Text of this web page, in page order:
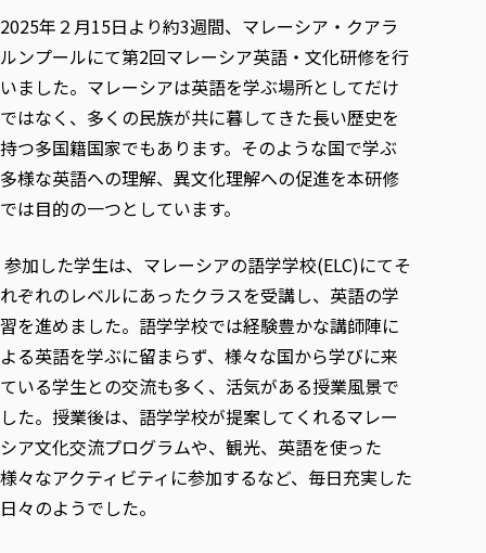
学びの特徴
学びの特徴
ICT教育
初年次教育（リエゾンゼミⅠ）
実学臨床教育（総合福祉学部のみ履修可能）
教育実践活動（教育学科学生のみ受講可能）
教員紹介・業績
学びのサポート
学びのサポート
学費（学部学科）
授業料減免・奨学金等
宿舎の紹介
学生生活サポート
学生自主活動支援
社会人学生の育児支援（一時預かり）
学生総合補償制度
スポーツ傷害保険
ニュース一覧
東北福祉大学機関リポジトリ
東北福祉大学オープンアクセス方針
社会貢献・地域連携活動報告書
各種社会貢献活動の窓口
伝承講座「311『伝える／備える』次世代塾」
JICA草の根技術協力事業
被災地の子ども支援活動
自治体・団体等との主な協定
自治体・団体等との主な協定
研究所について
研究者のご紹介
学内ポータルシステム
Universal Passport
2025年２月15日より約3週間、マレーシア・クアラ
ルンプールにて第2回マレーシア英語・文化研修を行
いました。マレーシアは英語を学ぶ場所としてだけ
ではなく、多くの民族が共に暮してきた長い歴史を
持つ多国籍国家でもあります。そのような国で学ぶ
多様な英語への理解、異文化理解への促進を本研修
では目的の一つとしています。
参加した学生は、マレーシアの語学学校(ELC)にてそ
れぞれのレベルにあったクラスを受講し、英語の学
習を進めました。語学学校では経験豊かな講師陣に
よる英語を学ぶに留まらず、様々な国から学びに来
ている学生との交流も多く、活気がある授業風景で
した。授業後は、語学学校が提案してくれるマレー
シア文化交流プログラムや、観光、英語を使った
様々なアクティビティに参加するなど、毎日充実した
日々のようでした。